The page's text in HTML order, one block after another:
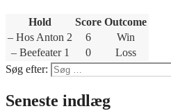
Hold Score Outcome
– Hos Anton 2
6
Win
– Beefeater 1
0
Loss
Søg efter:
Seneste indlæg